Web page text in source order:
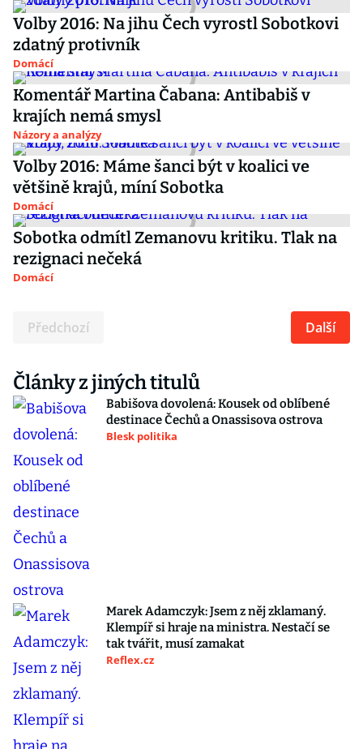
Volby 2016: Na jihu Čech vyrostl Sobotkovi
zdatný protivník
Domácí
Komentář Martina Čabana: Antibabiš v
krajích nemá smysl
Názory a analýzy
Volby 2016: Máme šanci být v koalici ve
většině krajů, míní Sobotka
Domácí
Sobotka odmítl Zemanovu kritiku. Tlak na
rezignaci nečeká
Domácí
Předchozí Další
Články z jiných titulů
Babišova dovolená: Kousek od oblíbené
destinace Čechů a Onassisova ostrova
Blesk politika
Marek Adamczyk: Jsem z něj zklamaný.
Klempíř si hraje na ministra. Nestačí se
tak tvářit, musí zamakat
Reflex.cz